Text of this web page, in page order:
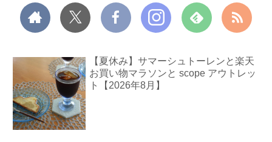
【夏休み】サマーシュトーレンと楽天
お買い物マラソンと scope アウトレッ
ト【2026年8月】